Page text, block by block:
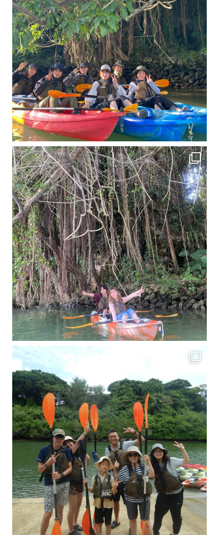
11月となり沖縄も寒くなってきましたが まだまだ沖縄は半袖です
この時期は、修学旅行
梅雨真っ只中の沖縄ですが 今日もカンカンに晴れてくれました！！
今日は満潮だっ